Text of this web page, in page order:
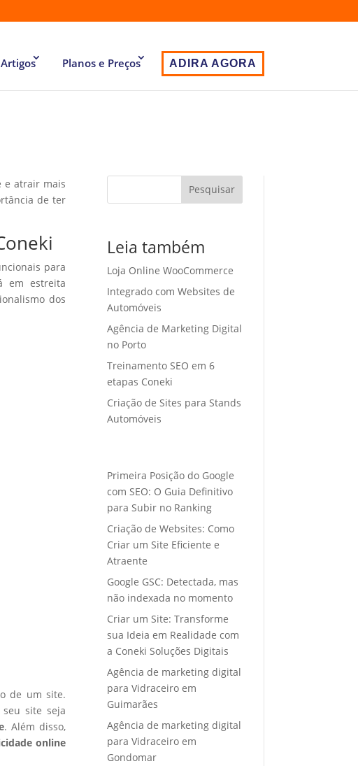
Artigos Planos e Preços ADIRA AGORA
e atrair mais
de ter
para
em estreita
dos
de um site.
site seja
. Além disso,
online
Pesquisar
Leia também
Loja Online WooCommerce
Integrado com Websites de
Automóveis
Agência de Marketing Digital
no Porto
Treinamento SEO em 6
etapas Coneki
Criação de Sites para Stands
Automóveis
Primeira Posição do Google
com SEO: O Guia Definitivo
para Subir no Ranking
Criação de Websites: Como
Criar um Site Eficiente e
Atraente
Google GSC: Detectada, mas
não indexada no momento
Criar um Site: Transforme
sua Ideia em Realidade com
a Coneki Soluções Digitais
Agência de marketing digital
para Vidraceiro em
Guimarães
Agência de marketing digital
para Vidraceiro em
Gondomar